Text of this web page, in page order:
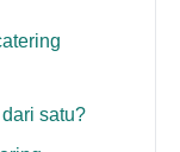
satu?